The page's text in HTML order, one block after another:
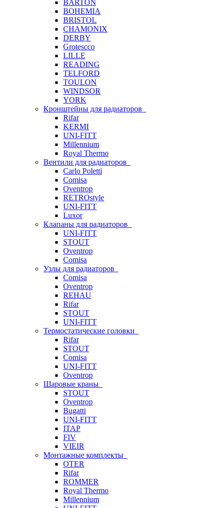
BARTON
BOHEMIA
BRISTOL
CHAMONIX
DERBY
Grotescco
LILLE
READING
TELFORD
TOULON
WINDSOR
YORK
Кронштейны для радиаторов
Rifar
KERMI
UNI-FITT
Millennium
Royal Thermo
Вентили для радиаторов
Carlo Poletti
Comisa
Oventrop
RETROstyle
UNI-FITT
Luxor
Клапаны для радиаторов
UNI-FITT
STOUT
Oventrop
Comisa
Узлы для радиаторов
Comisa
Oventrop
REHAU
Rifar
STOUT
UNI-FITT
Термостатические головки
Rifar
STOUT
Comisa
UNI-FITT
Oventrop
Шаровые краны
STOUT
Oventrop
Bugatti
UNI-FITT
ITAP
FIV
VIEIR
Монтажные комплекты
OTER
Rifar
ROMMER
Royal Thermo
Millennium